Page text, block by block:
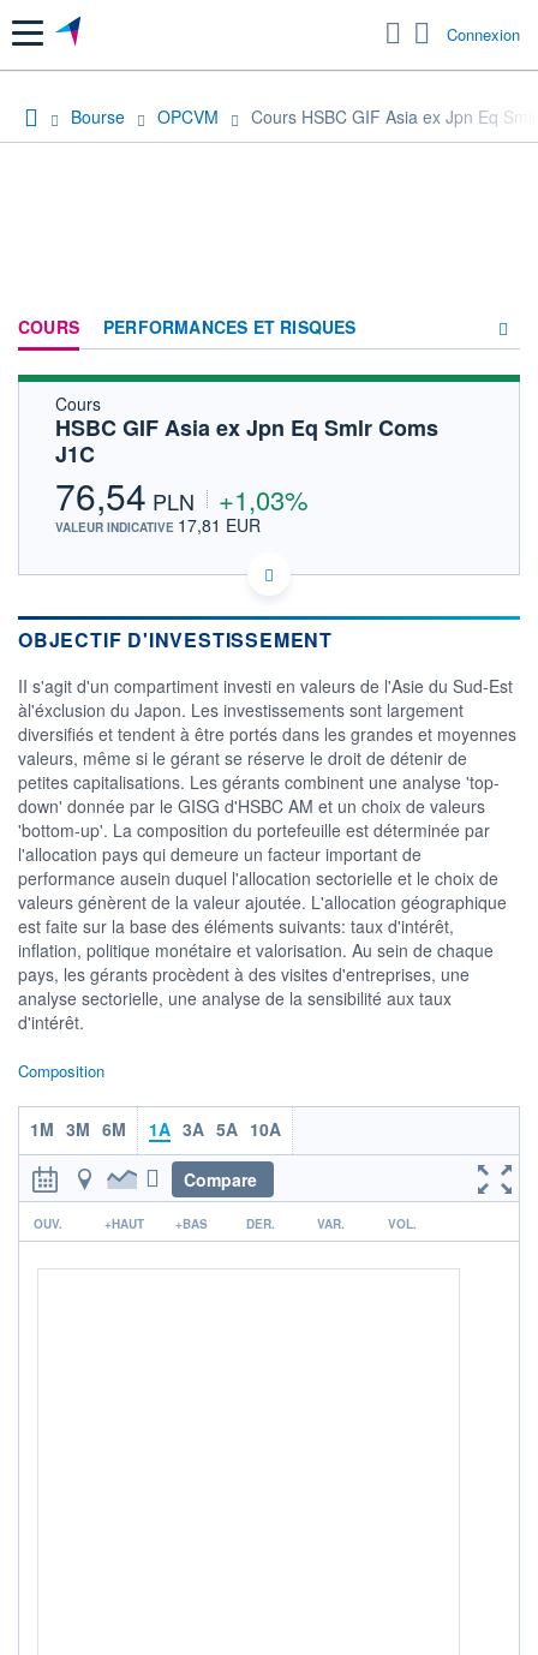
Menu Connexion
Bourse OPCVM Cours HSBC GIF Asia ex Jpn Eq
COURS PERFORMANCES ET RISQUES
FORUM
Cours
HSBC GIF Asia ex Jpn Eq Smlr Coms
J1C
76,54 PLN +1,03%
VALEUR INDICATIVE 17,81 EUR
LU0404496126 - HSBC Investment Funds
OPCVM DERNIER COURS CONNU AU 06/08/2026
05/08
70
80
CATÉGORIE MORNINGSTAR
Actions Asie hors Japon
Petites & Moy. Cap.
FONDS PARTENAIRES
TARIFS PRIVILÉGIÉS
ÉLIGIBILITÉ
CTO BUSINESS
Non éligible Boursobank
ACTIF NET (EUR)
296M / 31.07.26
OBJECTIF D'INVESTISSEMENT
II s'agit d'un compartiment investi en valeurs de l'Asie du Sud-Est
àl'éxclusion du Japon. Les investissements sont largement
diversifiés et tendent à être portés dans les grandes et moyennes
valeurs, même si le gérant se réserve le droit de détenir de
petites capitalisations. Les gérants combinent une analyse 'top-
down' donnée par le GISG d'HSBC AM et un choix de valeurs
'bottom-up'. La composition du portefeuille est déterminée par
l'allocation pays qui demeure un facteur important de
performance ausein duquel l'allocation sectorielle et le choix de
valeurs génèrent de la valeur ajoutée. L'allocation géographique
est faite sur la base des éléments suivants: taux d'intérêt,
inflation, politique monétaire et valorisation. Au sein de chaque
pays, les gérants procèdent à des visites d'entreprises, une
analyse sectorielle, une analyse de la sensibilité aux taux
d'intérêt.
Composition
1M 3M 6M 1A 3A 5A 10A
Compare
r
OUV. +HAUT +BAS DER. VAR. VOL.